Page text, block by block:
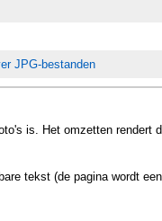
JPG-bestanden
is. Het omzetten rendert
tekst (de pagina wordt